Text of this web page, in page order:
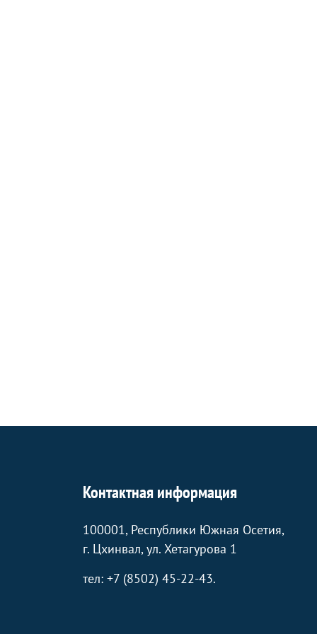
Контактная информация
100001, Республики Южная Осетия,
г. Цхинвал, ул. Хетагурова 1
тел: +7 (8502) 45-22-43.